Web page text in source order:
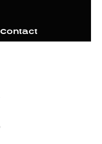
Contact